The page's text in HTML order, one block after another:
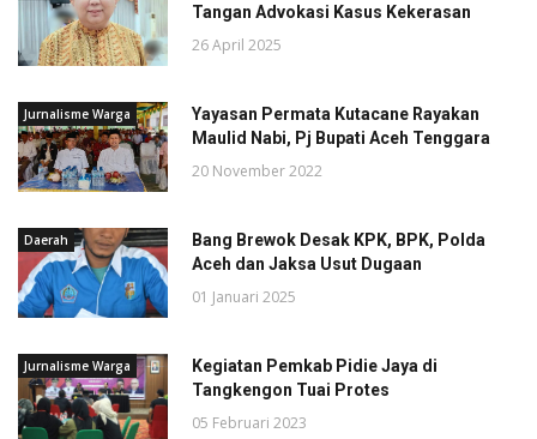
Tangan Advokasi Kasus Kekerasan
26 April 2025
Jurnalisme Warga
Yayasan Permata Kutacane Rayakan
Maulid Nabi, Pj Bupati Aceh Tenggara
20 November 2022
Daerah
Bang Brewok Desak KPK, BPK, Polda
Aceh dan Jaksa Usut Dugaan
01 Januari 2025
Jurnalisme Warga
Kegiatan Pemkab Pidie Jaya di
Tangkengon Tuai Protes
05 Februari 2023